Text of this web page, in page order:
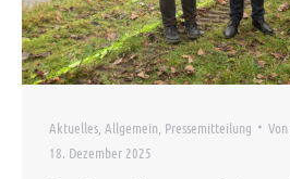
Aktuelles Allgemein Pressemitteilung Von
18. Dezember 2025